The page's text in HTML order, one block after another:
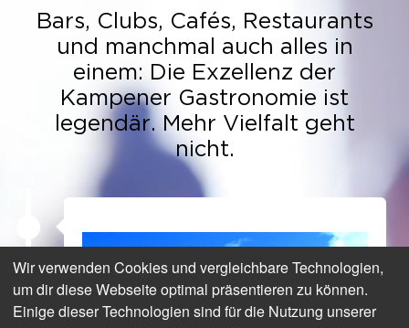
Bars, Clubs, Cafés, Restaurants
und manchmal auch alles in
einem: Die Exzellenz der
Kampener Gastronomie ist
legendär. Mehr Vielfalt geht
nicht.
Wir verwenden Cookies und vergleichbare Technologien,
um dir diese Webseite optimal präsentieren zu können.
Einige dieser Technologien sind für die Nutzung unserer